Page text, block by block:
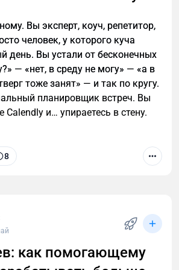
Вы эксперт, коуч, репетитор,
человек, у которого куча
день. Вы устали от бесконечных
— «нет, в среду не могу» — «а в
тоже занят» — и так по кругу.
планировщик встреч. Вы
Calendly и… упираетесь в стену.
8
как помогающему